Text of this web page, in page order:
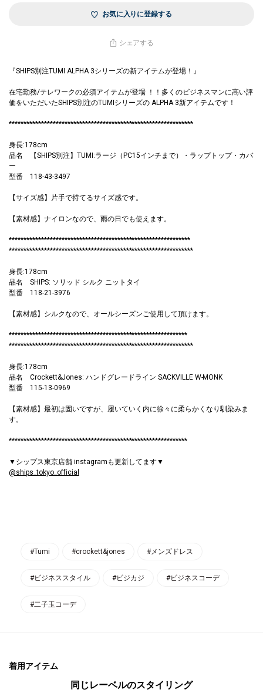
お気に入りに登録する
シェアする
『SHIPS別注TUMI ALPHA 3シリーズの新アイテムが登場！』
在宅勤務/テレワークの必須アイテムが登場 ！！多くのビジネスマンに高い評
価をいただいたSHIPS別注のTUMIシリーズの ALPHA 3新アイテムです！
***************************************************************
身長:178cm
品名 【SHIPS別注】TUMI:ラージ（PC15インチまで）・ラップトップ・カバ
ー
型番 118-43-3497
【サイズ感】片手で持てるサイズ感です。
【素材感】ナイロンなので、雨の日でも使えます。
**************************************************************
***************************************************************
身長:178cm
品名 SHIPS: ソリッド シルク ニットタイ
型番 118-21-3976
【素材感】シルクなので、オールシーズンご使用して頂けます。
*************************************************************
***************************************************************
身長:178cm
品名 Crockett&Jones: ハンドグレードライン SACKVILLE W-MONK
型番 115-13-0969
【素材感】最初は固いですが、履いていく内に徐々に柔らかくなり馴染みま
す。
*************************************************************
▼シップス東京店舗 instagramも更新してます▼
@ships_tokyo_official
#Tumi #crockett&jones #メンズドレス
#ビジネススタイル #ビジカジ #ビジネスコーデ
#二子玉コーデ
着用アイテム
同じレーベルのスタイリング